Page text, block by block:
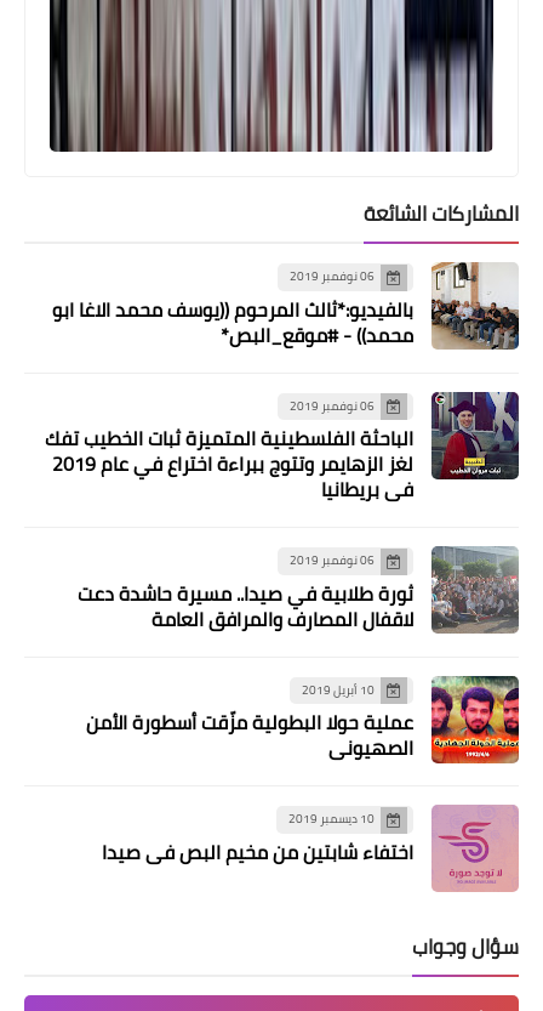
المشاركات الشائعة
06 نوفمبر 2019
بالفيديو:*ثالث المرحوم ((يوسف محمد الاغا ابو
محمد)) - #موقع_البص*
06 نوفمبر 2019
الباحثة الفلسطينية المتميزة ثبات الخطيب تفك
لغز الزهايمر وتتوج ببراءة اختراع في عام 2019
في بريطانيا
06 نوفمبر 2019
ثورة طلابية في صيدا.. مسيرة حاشدة دعت
لاقفال المصارف والمرافق العامة
10 أبريل 2019
عملية حولا البطولية مزّقت أسطورة الأمن
الصهيوني
10 ديسمبر 2019
اختفاء شابتين من مخيم البص في صيدا
سؤال وجواب